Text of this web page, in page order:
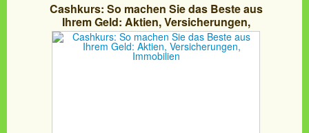
Cashkurs: So machen Sie das Beste aus
Ihrem Geld: Aktien, Versicherungen,
Immobilien